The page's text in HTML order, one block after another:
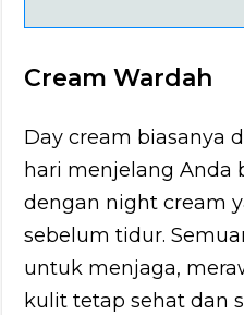
Cream Wardah
Day cream biasanya
hari menjelang Anda
dengan night cream
sebelum tidur.
untuk menjaga,
kulit tetap sehat dan